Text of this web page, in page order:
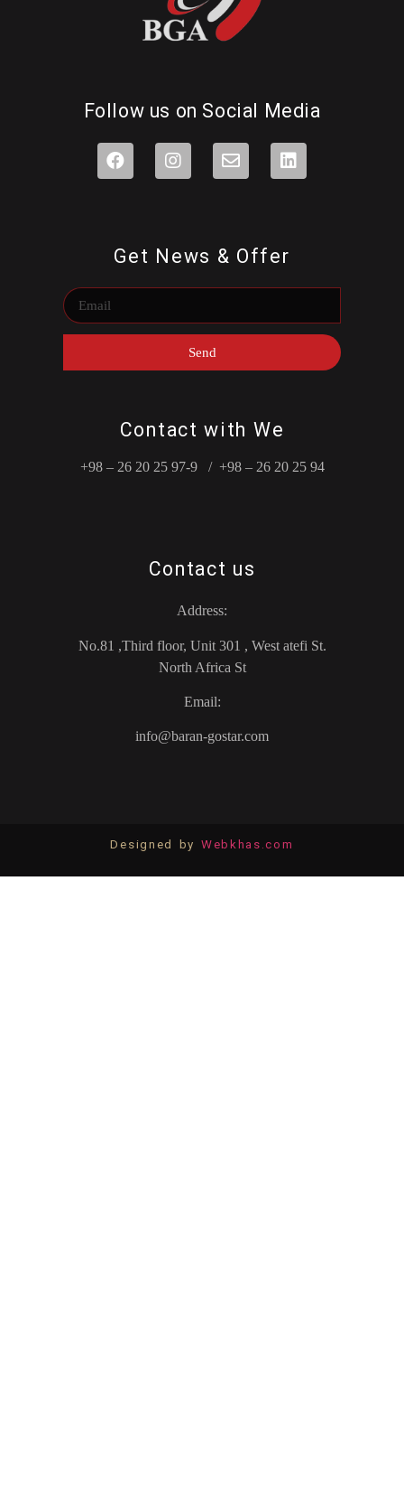
Follow us on Social Media
Get News & Offer
Send
Contact with We
+98 – 26 20 25 97-9 / +98 – 26 20 25 94
Contact us
Address:
No.81 ,Third floor, Unit 301 , West atefi St.
North Africa St
Email:
info@baran-gostar.com
Designed by Webkhas.com